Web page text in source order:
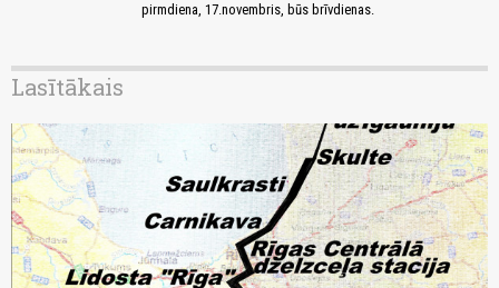
pirmdiena, 17.novembris, būs brīvdienas.
Lasītākais